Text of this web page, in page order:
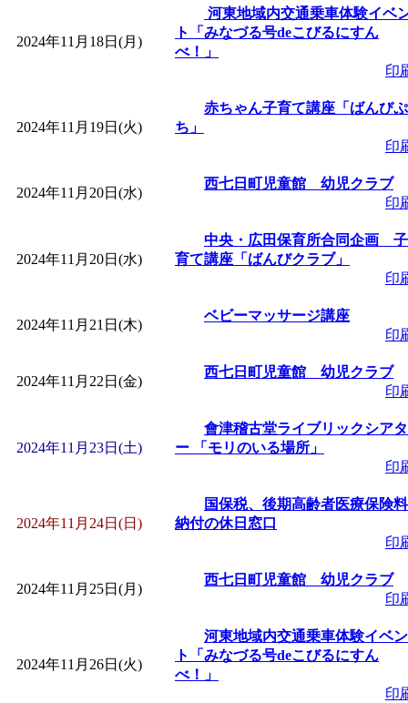
2024年11月18日(月)
河東地域内交通乗車体験イベ
ト「みなづる号deこびるにすん
べ！」
印
2024年11月19日(火)
赤ちゃん子育て講座「ばんびぷ
ち」
印
2024年11月20日(水)
西七日町児童館 幼児クラブ
印
2024年11月20日(水)
中央・広田保育所合同企画 子
育て講座「ばんびクラブ」
印
2024年11月21日(木)
ベビーマッサージ講座
印
2024年11月22日(金)
西七日町児童館 幼児クラブ
印
2024年11月23日(土)
會津稽古堂ライブリックシアタ
ー 「モリのいる場所」
印
2024年11月24日(日)
国保税、後期高齢者医療保険料
納付の休日窓口
印
2024年11月25日(月)
西七日町児童館 幼児クラブ
印
2024年11月26日(火)
河東地域内交通乗車体験イベン
ト「みなづる号deこびるにすん
べ！」
印